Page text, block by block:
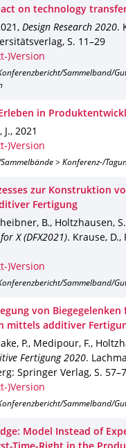
on technology
, Design Research 2020.
, S. 11–29
)Version
Sammelband/
in
J., 2021
)Version
> Konferenz-/
zur Konstruktion
Fertigung
B., Holtzhausen,
X (DFX2021). Krause, D.,
)Version
Sammelband/
von
mittels additiver
P., Medipour, F.,
Fertigung 2020.
: Springer Verlag, S.
)Version
Sammelband/
Model Instead of